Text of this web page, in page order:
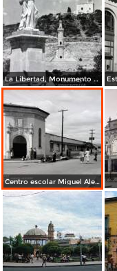
La Libertad, Monumento a La Bandera y Los Remedios. ( Circulada el 14 de Mayo de 1952 ).
Centro escolar Miguel Aleman.